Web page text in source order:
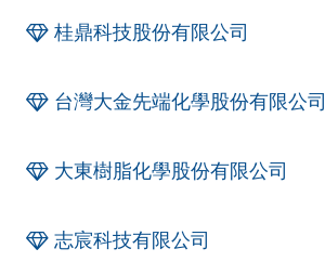
桂鼎科技股份有限公司
台灣大金先端化學股份有限公司
大東樹脂化學股份有限公司
志宸科技有限公司